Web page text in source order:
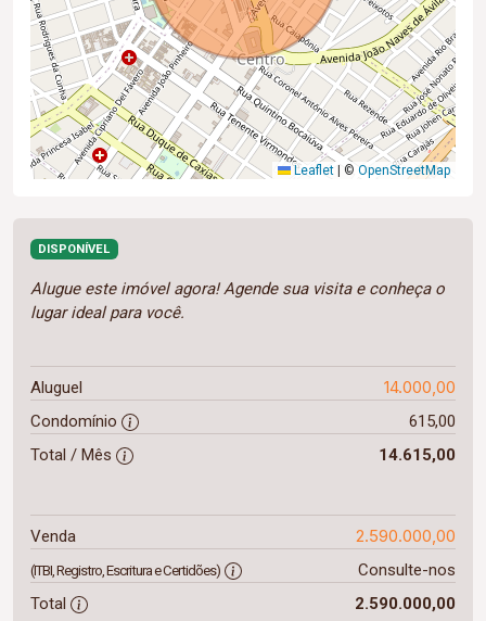
Leaflet © OpenStreetMap
DISPONÍVEL
Alugue este imóvel agora! Agende sua visita e conheça o
lugar ideal para você.
Aluguel 14.000,00
Condomínio
615,00
Total / Mês
14.615,00
Venda 2.590.000,00
(ITBI, Registro, Escritura e Certidões)
Consulte-nos
Total
2.590.000,00